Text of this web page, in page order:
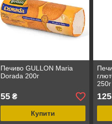
Печиво GULLON Maria
Dorada 200г
55₴
Купити
250г
125